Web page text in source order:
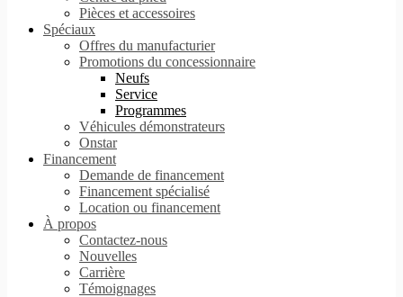
Pièces et accessoires
Spéciaux
Offres du manufacturier
Promotions du concessionnaire
Neufs
Service
Programmes
Véhicules démonstrateurs
Onstar
Financement
Demande de financement
Financement spécialisé
Location ou financement
À propos
Contactez-nous
Nouvelles
Carrière
Témoignages